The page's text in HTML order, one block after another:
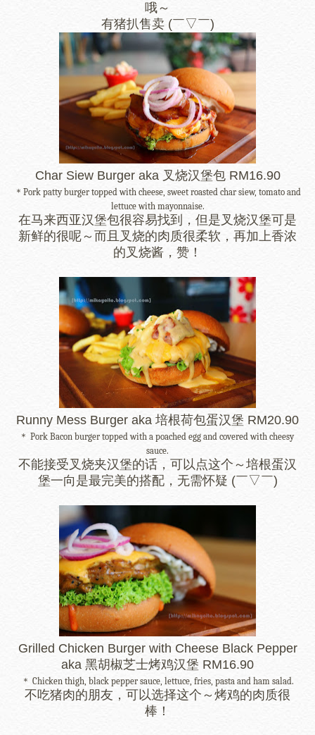
哦～
有猪扒售卖 (￣▽￣)
Char Siew Burger aka 叉烧汉堡包 RM16.90
＊Pork patty burger topped with cheese, sweet roasted char siew, tomato and
lettuce with mayonnaise.
在马来西亚汉堡包很容易找到，但是叉烧汉堡可是
新鲜的很呢～而且叉烧的肉质很柔软，再加上香浓
的叉烧酱，赞！
Runny Mess Burger aka 培根荷包蛋汉堡 RM20.90
＊ Pork Bacon burger topped with a poached egg and covered with cheesy
sauce.
不能接受叉烧夹汉堡的话，可以点这个～培根蛋汉
堡一向是最完美的搭配，无需怀疑 (￣▽￣)
Grilled Chicken Burger with Cheese Black Pepper
aka 黑胡椒芝士烤鸡汉堡 RM16.90
＊ Chicken thigh, black pepper sauce, lettuce, fries, pasta and ham salad.
不吃猪肉的朋友，可以选择这个～烤鸡的肉质很
棒！